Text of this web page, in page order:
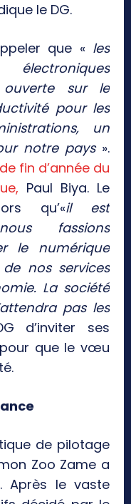
le DG.
que « les
sur le
pour les
un
notre pays».
fin d’année du
Paul Biya. Le
qu’«il est
fassions
le numérique
nos services
La société
pas les
d’inviter ses
que le vœu
de pilotage
Zoo Zame a
Après le vaste